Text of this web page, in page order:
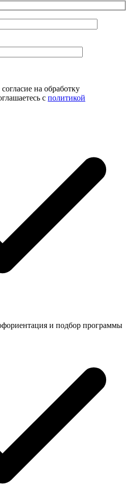
на обработку
с политикой
и подбор программы